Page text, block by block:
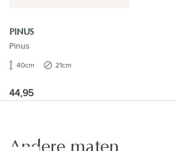
PINUS
Pinus
40cm 21cm
44,95
Andere maten